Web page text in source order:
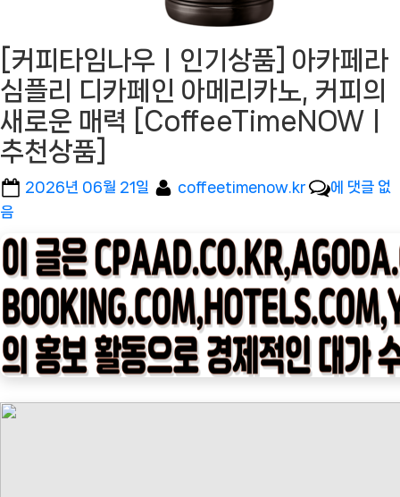
[커피타임나우ㅣ인기상품] 아카페라
심플리 디카페인 아메리카노, 커피의
새로운 매력 [CoffeeTimeNOWㅣ
추천상품]
Posted
2026년 06월 21일 By
coffeetimenow.kr
[커
타
임
나
우
ㅣ
인
에 댓글 없
음